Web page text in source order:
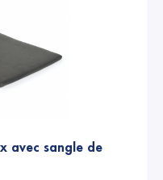
avec sangle de